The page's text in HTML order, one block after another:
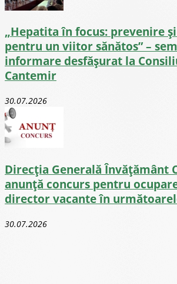
„Hepatita în focus: prevenire
pentru un viitor sănătos” –
informare desfășurat la
Cantemir
30.07.2026
Direcţia Generală Învăţământ
anunță concurs pentru
director vacante în
30.07.2026